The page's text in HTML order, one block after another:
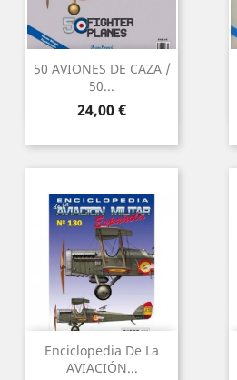
50 AVIONES DE CAZA /
50...
Preu
24,00 €
Enciclopedia De La
AVIACIÓN...